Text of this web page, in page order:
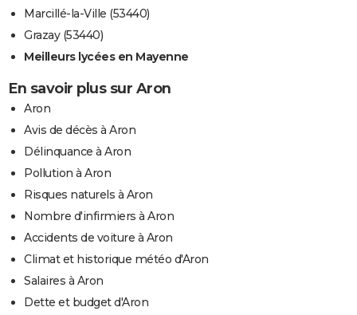
Marcillé-la-Ville (53440)
Grazay (53440)
Meilleurs lycées en Mayenne
En savoir plus sur Aron
Aron
Avis de décès à Aron
Délinquance à Aron
Pollution à Aron
Risques naturels à Aron
Nombre d'infirmiers à Aron
Accidents de voiture à Aron
Climat et historique météo d'Aron
Salaires à Aron
Dette et budget d'Aron